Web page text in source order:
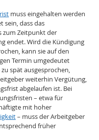
muss eingehalten werden
sein, dass das
zum Zeitpunkt der
endet. Wird die Kündigung
kann sie auf den
Termin umgedeutet
spät ausgesprochen,
weiterhin Vergütung,
abgelaufen ist. Bei
– etwa für
mit hoher
– muss der Arbeitgeber
früher